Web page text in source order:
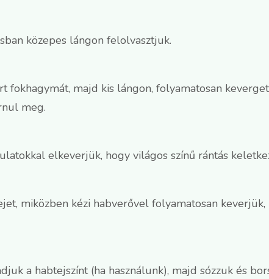
közepes lángon felolvasztjuk.
fokhagymát, majd kis lángon, folyamatosan
meg.
elkeverjük, hogy világos színű rántás
miközben kézi habverővel folyamatosan
a habtejszínt (ha használunk), majd sózzuk és